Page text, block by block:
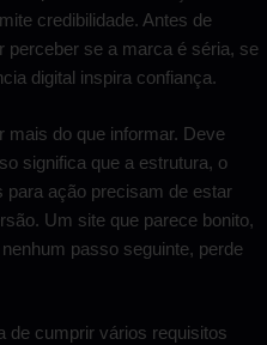
credibilidade. Antes de
perceber se a marca é séria, se
digital inspira confiança.
mais do que informar. Deve
significa que a estrutura, o
para ação precisam de estar
Um site que parece bonito,
passo seguinte, perde
de cumprir vários requisitos